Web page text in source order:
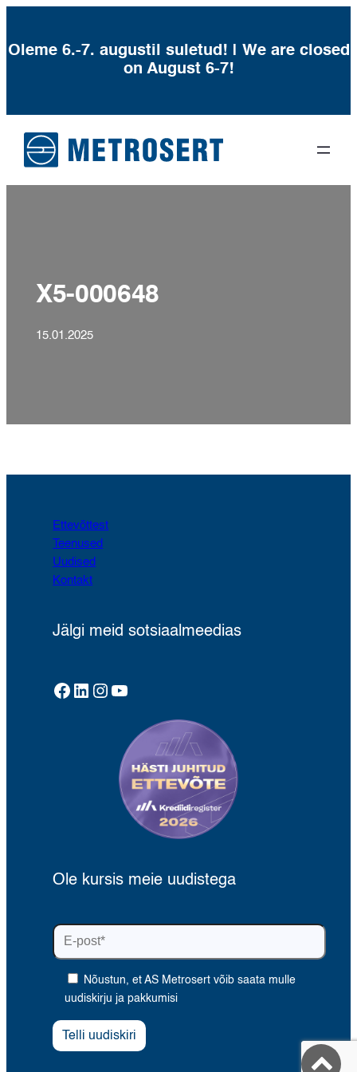
Oleme 6.-7. augustil suletud! | We are closed
on August 6-7!
juurde
X5-000648
15.01.2025
Ettevõttest
Teenused
Uudised
Kontakt
Jälgi meid sotsiaalmeedias
Facebook LinkedIn Instagram YouTube
Ole kursis meie uudistega
Nõustun, et AS Metrosert võib saata mulle
uudiskirju ja pakkumisi